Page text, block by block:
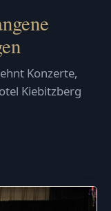
Konzerte,
Kiebitzberg